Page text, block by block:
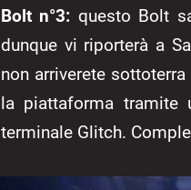
Bolt n°3: questo Bolt
dunque vi riporterà a
non arriverete
la piattaforma tramite
terminale Glitch.